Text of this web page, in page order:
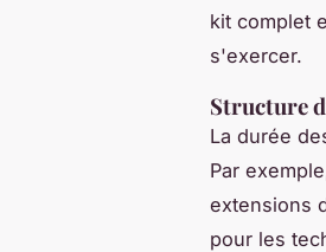
kit complet
s'exercer.
Structure
La durée
Par
extensions
pour les